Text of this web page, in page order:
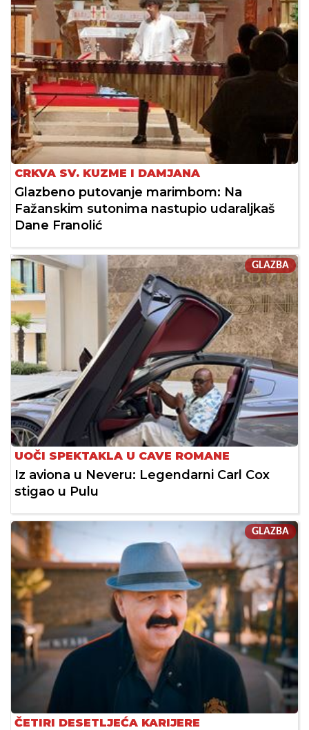
CRKVA SV. KUZME I DAMJANA
Glazbeno putovanje marimbom: Na
Fažanskim sutonima nastupio udaraljkaš
Dane Franolić
GLAZBA
UOČI SPEKTAKLA U CAVE ROMANE
Iz aviona u Neveru: Legendarni Carl Cox
stigao u Pulu
GLAZBA
ČETIRI DESETLJEĆA KARIJERE